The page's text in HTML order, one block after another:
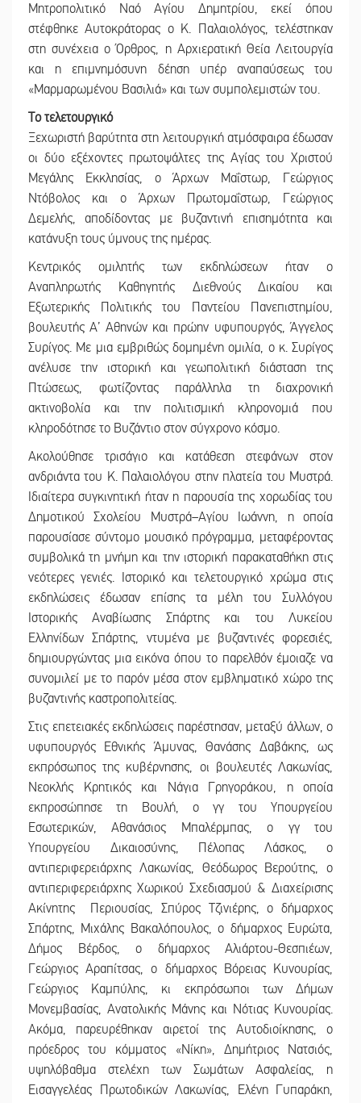
Μητροπολιτικό Ναό Αγίου Δημητρίου, εκεί όπου
στέφθηκε Αυτοκράτορας ο Κ. Παλαιολόγος, τελέστηκαν
στη συνέχεια ο Όρθρος, η Αρχιερατική Θεία Λειτουργία
και η επιμνημόσυνη δέηση υπέρ αναπαύσεως του
«Μαρμαρωμένου Βασιλιά» και των συμπολεμιστών του.
Το τελετουργικό
Ξεχωριστή βαρύτητα στη λειτουργική ατμόσφαιρα έδωσαν
οι δύο εξέχοντες πρωτοψάλτες της Αγίας του Χριστού
Μεγάλης Εκκλησίας, ο Άρχων Μαΐστωρ, Γεώργιος
Ντόβολος και ο Άρχων Πρωτομαΐστωρ, Γεώργιος
Δεμελής, αποδίδοντας με βυζαντινή επισημότητα και
κατάνυξη τους ύμνους της ημέρας.
Κεντρικός ομιλητής των εκδηλώσεων ήταν ο
Αναπληρωτής Καθηγητής Διεθνούς Δικαίου και
Εξωτερικής Πολιτικής του Παντείου Πανεπιστημίου,
βουλευτής Α’ Αθηνών και πρώην υφυπουργός, Άγγελος
Συρίγος. Με μια εμβριθώς δομημένη ομιλία, ο κ. Συρίγος
ανέλυσε την ιστορική και γεωπολιτική διάσταση της
Πτώσεως, φωτίζοντας παράλληλα τη διαχρονική
ακτινοβολία και την πολιτισμική κληρονομιά που
κληροδότησε το Βυζάντιο στον σύγχρονο κόσμο.
Ακολούθησε τρισάγιο και κατάθεση στεφάνων στον
ανδριάντα του Κ. Παλαιολόγου στην πλατεία του Μυστρά.
Ιδιαίτερα συγκινητική ήταν η παρουσία της χορωδίας του
Δημοτικού Σχολείου Μυστρά–Αγίου Ιωάννη, η οποία
παρουσίασε σύντομο μουσικό πρόγραμμα, μεταφέροντας
συμβολικά τη μνήμη και την ιστορική παρακαταθήκη στις
νεότερες γενιές. Ιστορικό και τελετουργικό χρώμα στις
εκδηλώσεις έδωσαν επίσης τα μέλη του Συλλόγου
Ιστορικής Αναβίωσης Σπάρτης και του Λυκείου
Ελληνίδων Σπάρτης, ντυμένα με βυζαντινές φορεσιές,
δημιουργώντας μια εικόνα όπου το παρελθόν έμοιαζε να
συνομιλεί με το παρόν μέσα στον εμβληματικό χώρο της
βυζαντινής καστροπολιτείας.
Στις επετειακές εκδηλώσεις παρέστησαν, μεταξύ άλλων, ο
υφυπουργός Εθνικής Άμυνας, Θανάσης Δαβάκης, ως
εκπρόσωπος της κυβέρνησης, οι βουλευτές Λακωνίας,
Νεοκλής Κρητικός και Νάγια Γρηγοράκου, η οποία
εκπροσώπησε τη Βουλή, ο γγ του Υπουργείου
Εσωτερικών, Αθανάσιος Μπαλέρμπας, ο γγ του
Υπουργείου Δικαιοσύνης, Πέλοπας Λάσκος, ο
αντιπεριφερειάρχης Λακωνίας, Θεόδωρος Βερούτης, ο
αντιπεριφερειάρχης Χωρικού Σχεδιασμού & Διαχείρισης
Ακίνητης Περιουσίας, Σπύρος Τζινιέρης, ο δήμαρχος
Σπάρτης, Μιχάλης Βακαλόπουλος, ο δήμαρχος Ευρώτα,
Δήμος Βέρδος, ο δήμαρχος Αλιάρτου-Θεσπιέων,
Γεώργιος Αραπίτσας, ο δήμαρχος Βόρειας Κυνουρίας,
Γεώργιος Καμπύλης, κι εκπρόσωποι των Δήμων
Μονεμβασίας, Ανατολικής Μάνης και Νότιας Κυνουρίας.
Ακόμα, παρευρέθηκαν αιρετοί της Αυτοδιοίκησης, ο
πρόεδρος του κόμματος «Νίκη», Δημήτριος Νατσιός,
υψηλόβαθμα στελέχη των Σωμάτων Ασφαλείας, η
Εισαγγελέας Πρωτοδικών Λακωνίας, Ελένη Γυπαράκη,